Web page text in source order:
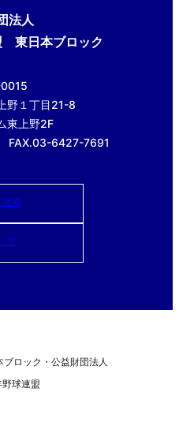
法人
東日本ブロック
0015
野１丁目21-8
東上野2F
6427-7691
見箱
方
ロック・公益財団法人
野球連盟